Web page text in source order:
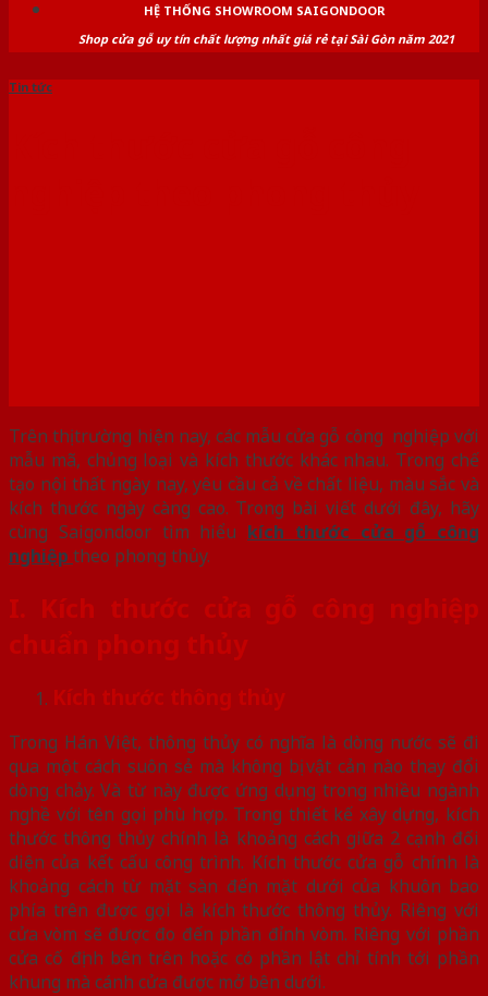
HỆ THỐNG SHOWROOM SAIGONDOOR
Shop cửa gỗ uy tín chất lượng nhất giá rẻ tại Sài Gòn năm 2021
Tin tức
Trên thị trường hiện nay, các mẫu cửa gỗ công nghiệp với
mẫu mã, chủng loại và kích thước khác nhau. Trong chế
tạo nội thất ngày nay, yêu cầu cả về chất liệu, màu sắc và
kích thước ngày càng cao. Trong bài viết dưới đây, hãy
cùng Saigondoor tìm hiểu kích thước cửa gỗ công
nghiệp theo phong thủy.
I. Kích thước cửa gỗ công nghiệp
chuẩn phong thủy
Kích thước thông thủy
Trong Hán Việt, thông thủy có nghĩa là dòng nước sẽ đi
qua một cách suôn sẻ mà không bị vật cản nào thay đổi
dòng chảy. Và từ này được ứng dụng trong nhiều ngành
nghề với tên gọi phù hợp. Trong thiết kế xây dựng, kích
thước thông thủy chính là khoảng cách giữa 2 cạnh đối
diện của kết cấu công trình. Kích thước cửa gỗ chính là
khoảng cách từ mặt sàn đến mặt dưới của khuôn bao
phía trên được gọi là kích thước thông thủy. Riêng với
cửa vòm sẽ được đo đến phần đỉnh vòm. Riêng với phần
cửa cố định bên trên hoặc có phần lật chỉ tính tới phần
khung mà cánh cửa được mở bên dưới.